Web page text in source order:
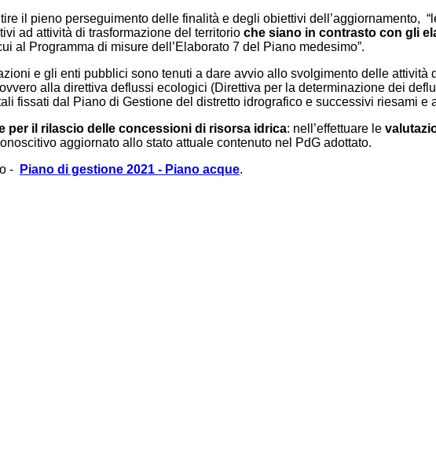
il pieno perseguimento delle finalità e degli obiettivi dell’aggiornamento,
ad attività di trasformazione del territorio che siano in contrasto con gli
al Programma di misure dell’Elaborato 7 del Piano medesimo”.
e gli enti pubblici sono tenuti a dare avvio allo svolgimento delle
alla direttiva deflussi ecologici (Direttiva per la determinazione dei
fissati dal Piano di Gestione del distretto idrografico e successivi riesami e
per il rilascio delle concessioni di risorsa idrica: nell’effettuare le
aggiornato allo stato attuale contenuto nel PdG adottato.
-
Piano di gestione 2021 - Piano acque.